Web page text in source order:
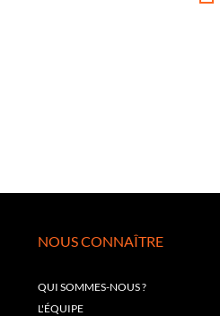
NOUS CONNAÎTRE
QUI SOMMES-NOUS ?
L'ÉQUIPE